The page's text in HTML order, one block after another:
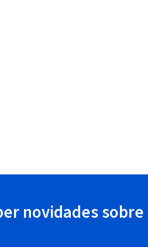
novidades sobre